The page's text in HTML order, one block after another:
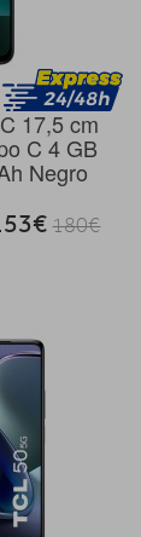
17,5 cm
C 4 GB
Negro
180€